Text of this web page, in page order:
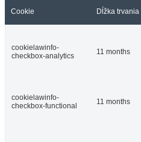
Cookie Dĺžka trvania
cookielawinfo-
checkbox-analytics
11 months
cookielawinfo-
checkbox-functional
11 months